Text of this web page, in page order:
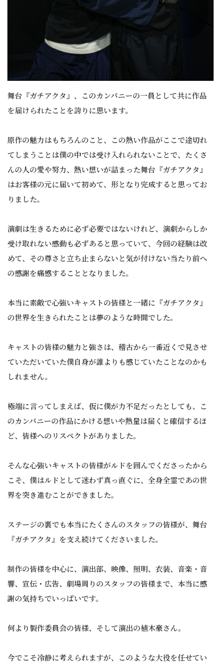
舞台『ガチアクタ』、このカンパニーの一員として共に作品
を届けられたことを誇りに思います。
原作の魅力はもちろんのこと、この熱い作品がここで途切れ
てしまうことは僕の中では受け入れられないことで、たくさ
んの人の愛や努力、熱い想いが詰まった舞台『ガチアクタ』
はお客様の元に届いて初めて、形となり完成すると思ってお
りました。
演劇は生きるために必ず必要ではないけれど、演劇からしか
受け取れない感動も必ずあると思っていて、今回の経験は改
めて、その尊さと立ち止まらないと気が付けない当たり前へ
の感謝を痛感することとなりました。
本当に素敵で心強いキャストの皆様と一緒に『ガチアクタ』
の世界を生きられたことは夢のような時間でした。
キャストの皆様の魅力と強さは、稽古から一番近くで見させ
ていただいていた僕自身が誰よりも感じていたことなのかも
しれません。
極端に言ってしまえば、仮に僕が力不足だったとしても、こ
のカンパニーの作品にかける想いや熱量は届くと確信するほ
ど、皆様へのリスペクトがありました。
そんな心強いキャストの皆様がルドを囲んでくださったから
こそ、僕はルドとして迷わず真っ直ぐに、全身全霊であの世
界を突き進むことができました。
ステージの裏でも本当にたくさんのスタッフの皆様が、舞台
『ガチアクタ』を支え続けてくださいました。
制作の皆様を中心に、演出部、映像、照明、衣装、音楽・音
響、宣伝・広告、劇場周りのスタッフの皆様まで、本当に感
謝の気持ちでいっぱいです。
何より製作委員会の皆様、そして演出の植木豪さん。
今でこそ冷静に考えられますが、このような大役を任せてい